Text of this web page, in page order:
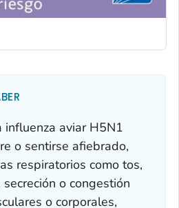
influenza aviar H5N1
o sentirse afiebrado,
respiratorios como tos,
o congestión
o corporales,